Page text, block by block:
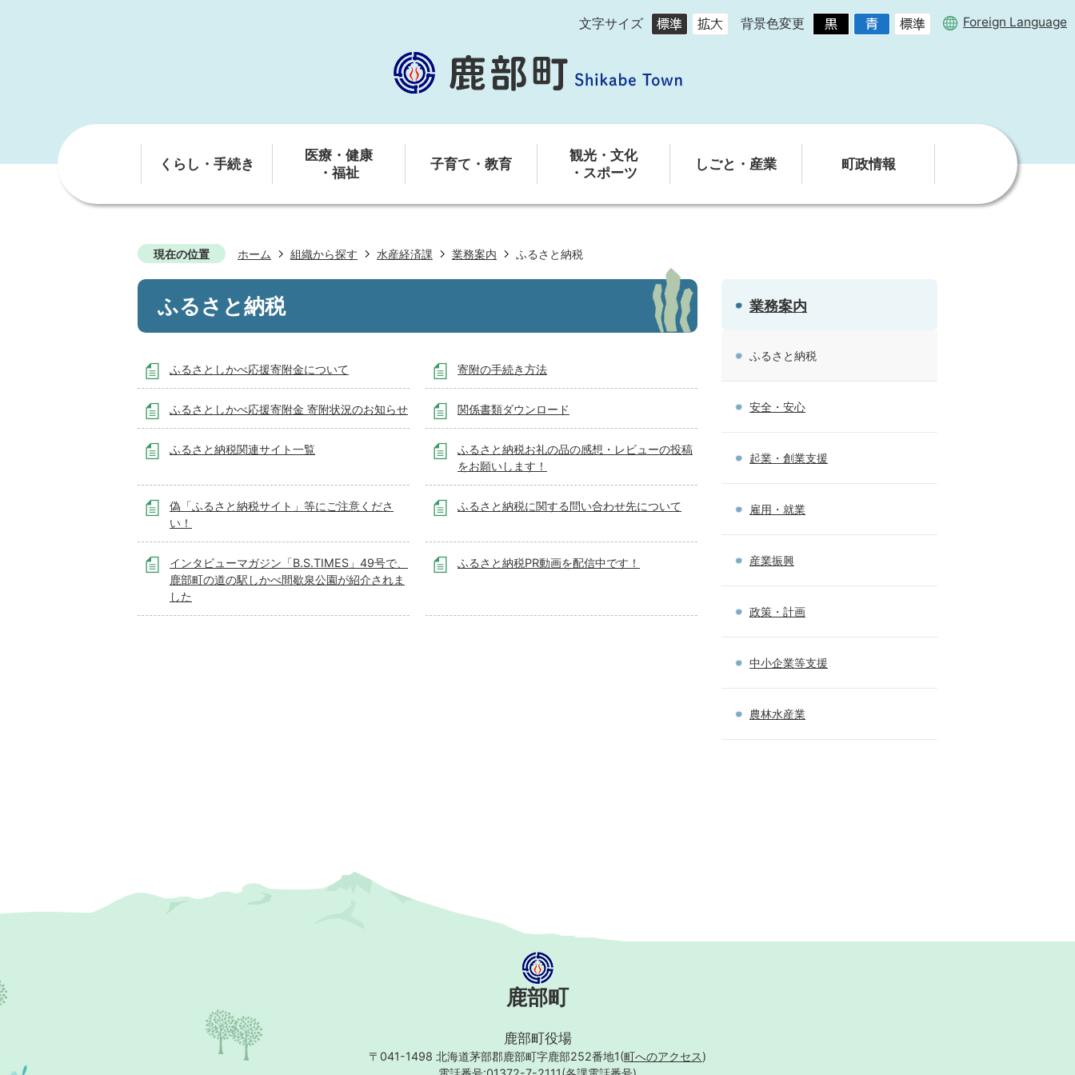
文字サイズ 背景色変更 Foreign Language
くらし・手続き
医療・健康
・福祉
子育て・教育
観光・文化
・スポーツ
しごと・産業 町政情報
現在の位置 ホーム 組織から探す 水産経済課 業務案内 ふるさと納税
ふるさと納税
ふるさとしかべ応援寄附金について 寄附の手続き方法
ふるさとしかべ応援寄附金 寄附状況のお知らせ 関係書類ダウンロード
ふるさと納税関連サイト一覧
ふるさと納税お礼の品の感想・レビューの投稿
をお願いします！
偽「ふるさと納税サイト」等にご注意くださ
い！
ふるさと納税に関する問い合わせ先について
インタビューマガジン「B.S.TIMES」49号で、
鹿部町の道の駅しかべ間歇泉公園が紹介されま
した
ふるさと納税PR動画を配信中です！
業務案内
ふるさと納税
安全・安心
起業・創業支援
雇用・就業
産業振興
政策・計画
中小企業等支援
農林水産業
鹿部町
鹿部町役場
〒041-1498 北海道茅部郡鹿部町字鹿部252番地1(町へのアクセス)